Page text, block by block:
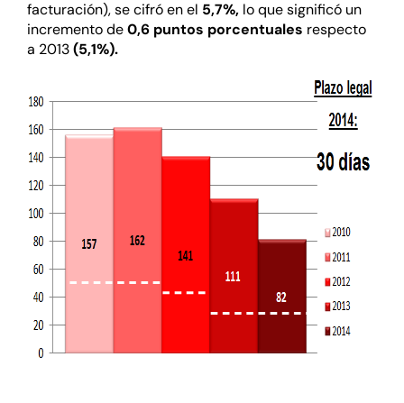
facturación), se cifró en el 5,7%,lo que significó un
incremento de0,6 puntos porcentuales respecto
a 2013(5,1%).